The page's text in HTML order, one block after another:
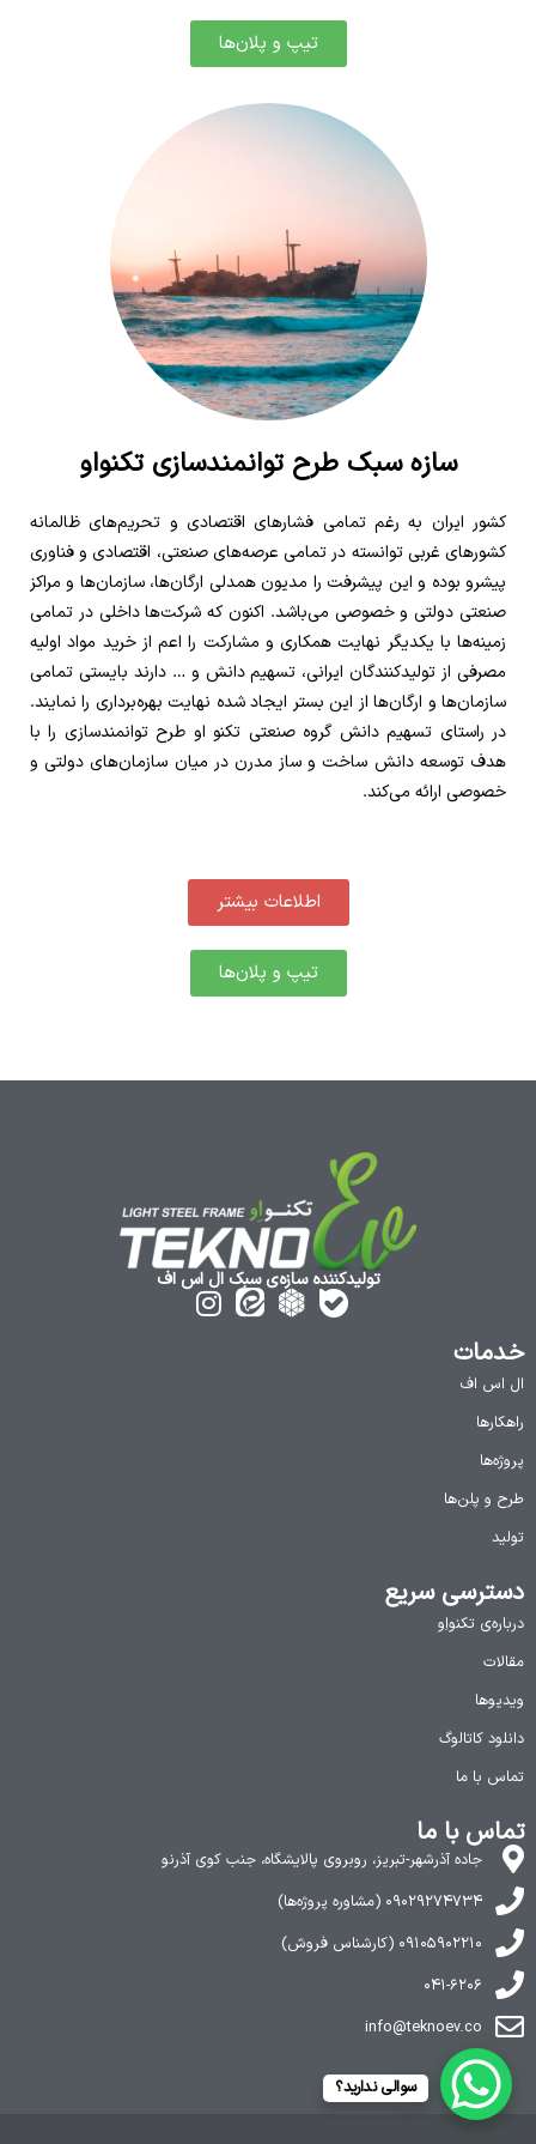
تیپ و پلان‌ها
سازه سبک طرح توانمندسازی تکنواو
کشور ایران به رغم تمامی فشارهای اقتصادی و تحریم‌های ظالمانه
کشورهای غربی توانسته در تمامی عرصه‌های صنعتی، اقتصادی و فناوری
پیشرو بوده و این پیشرفت را مدیون همدلی ارگان‌ها، سازمان‌ها و مراکز
صنعتی دولتی و خصوصی می‌باشد. اکنون که شرکت‌ها داخلی در تمامی
زمینه‌ها با یکدیگر نهایت همکاری و مشارکت را اعم از خرید مواد اولیه
مصرفی از تولیدکنندگان ایرانی، تسهیم دانش و … دارند بایستی تمامی
سازمان‌ها و ارگان‌ها از این بستر ایجاد شده نهایت بهره‌برداری را نمایند.
در راستای تسهیم دانش گروه صنعتی تکنو او طرح توانمندسازی را با
هدف توسعه دانش ساخت و ساز مدرن در میان سازمان‌های دولتی و
خصوصی ارائه می‌کند.
اطلاعات بیشتر
تیپ و پلان‌ها
تولیدکننده سازه‌ی سبک ال اس اف
خدمات
ال اس اف
راهکارها
پروژه‌ها
طرح و پلن‌ها
تولید
دسترسی سریع
درباره‌ی تکنواِو
مقالات
ویدیوها
دانلود کاتالوگ
تماس با ما
تماس با ما
جاده آذرشهر-تبریز، روبروی پالایشگاه، جنب کوی آذرنو
۰۹۰۲۹۲۷۴۷۳۴ (مشاوره پروژه‌ها)
۰۹۱۰۵۹۰۲۲۱۰ (کارشناس فروش)
۰۴۱-۶۲۰۶
info@teknoev.co
سوالی ندارید؟